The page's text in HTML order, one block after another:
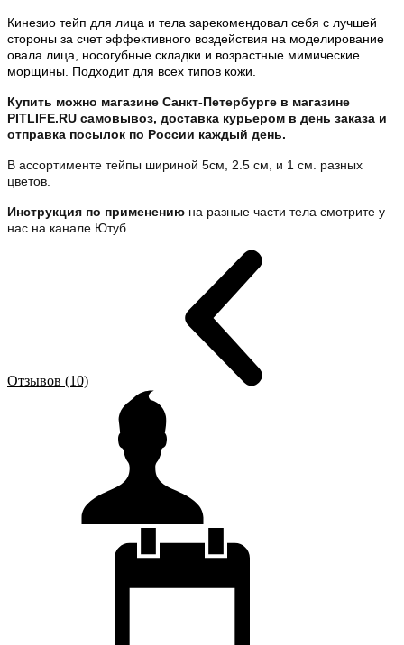
Кинезио тейп для лица и тела зарекомендовал себя с лучшей
стороны за счет эффективного воздействия на моделирование
овала лица, носогубные складки и возрастные мимические
морщины. Подходит для всех типов кожи.
Купить можно магазине Санкт-Петербурге в магазине
PITLIFE.RU самовывоз, доставка курьером в день заказа и
отправка посылок по России каждый день.
В ассортименте тейпы шириной 5см, 2.5 см, и 1 см. разных
цветов.
Инструкция по применению на разные части тела смотрите у
нас на канале Ютуб.
Отзывов (10)